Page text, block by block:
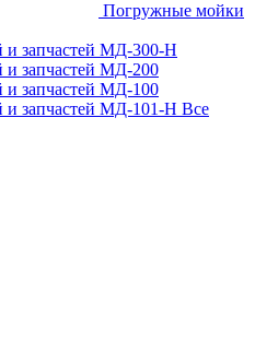
Погружные мойки
и запчастей МД-300-H
и запчастей МД-200
и запчастей МД-100
и запчастей МД-101-Н Все